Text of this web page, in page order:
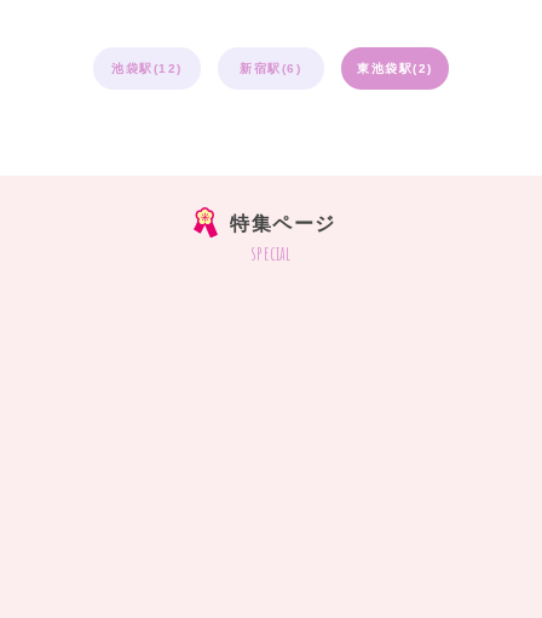
池袋駅(12) 新宿駅(6) 東池袋駅(2)
特集ページ
special